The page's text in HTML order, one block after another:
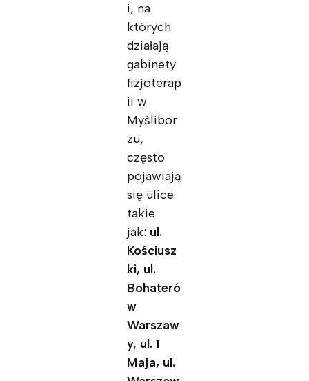
i, na
których
działają
gabinety
fizjoterap
ii w
Myślibor
zu,
często
pojawiają
się ulice
takie
jak: ul.
Kościusz
ki, ul.
Bohateró
w
Warszaw
y, ul. 1
Maja, ul.